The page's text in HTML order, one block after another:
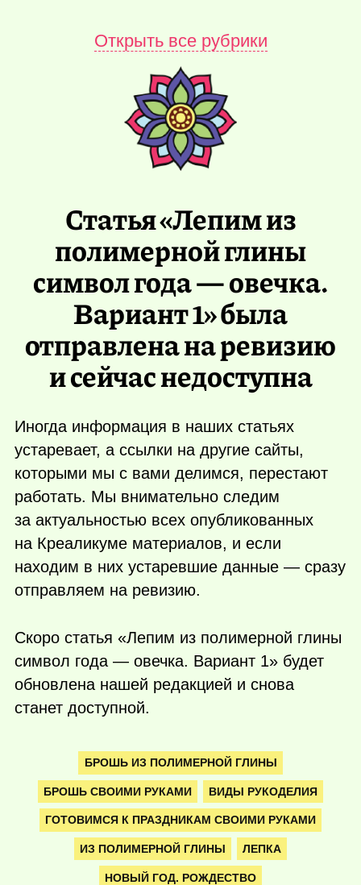
Открыть все рубрики
Статья «Лепим из
полимерной глины
символ года — овечка.
Вариант 1» была
отправлена на ревизию
и сейчас недоступна
Иногда информация в наших статьях
устаревает, а ссылки на другие сайты,
которыми мы с вами делимся, перестают
работать. Мы внимательно следим
за актуальностью всех опубликованных
на Креаликуме материалов, и если
находим в них устаревшие данные — сразу
отправляем на ревизию.
Скоро статья «Лепим из полимерной глины
символ года — овечка. Вариант 1» будет
обновлена нашей редакцией и снова
станет доступной.
БРОШЬ ИЗ ПОЛИМЕРНОЙ ГЛИНЫ
БРОШЬ СВОИМИ РУКАМИ ВИДЫ РУКОДЕЛИЯ
ГОТОВИМСЯ К ПРАЗДНИКАМ СВОИМИ РУКАМИ
ИЗ ПОЛИМЕРНОЙ ГЛИНЫ ЛЕПКА
НОВЫЙ ГОД. РОЖДЕСТВО